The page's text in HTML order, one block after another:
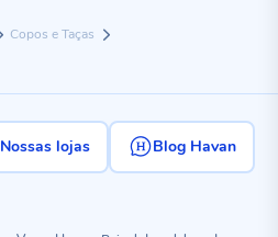
Copos e Taças
Nossas lojas Blog Havan